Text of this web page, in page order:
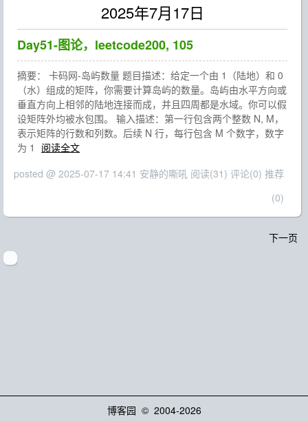
2025年7月17日
Day51-图论，leetcode200, 105
摘要： 卡码网-岛屿数量 题目描述：给定一个由 1（陆地）和 0
（水）组成的矩阵，你需要计算岛屿的数量。岛屿由水平方向或
垂直方向上相邻的陆地连接而成，并且四周都是水域。你可以假
设矩阵外均被水包围。 输入描述：第一行包含两个整数 N, M，
表示矩阵的行数和列数。后续 N 行，每行包含 M 个数字，数字
为 1
阅读全文
posted @ 2025-07-17 14:41 安静的嘶吼 阅读(31) 评论(0) 推荐
(0)
下一页
博客园 © 2004-2026